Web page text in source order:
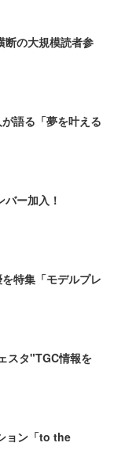
断の大規模読者参
語る「夢を叶える
ー加入！
特集「モデルプレ
スタ"TGC情報を
ョン「to the